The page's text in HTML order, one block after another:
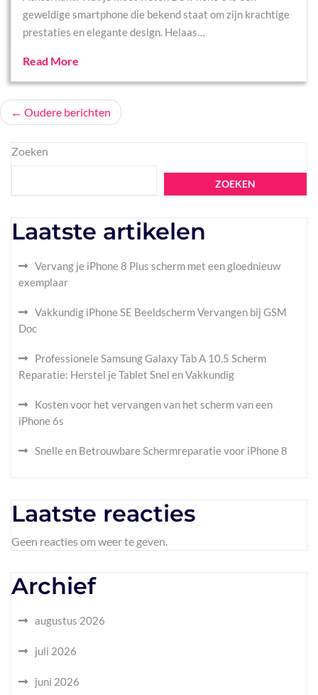
geweldige smartphone die bekend staat om zijn krachtige
prestaties en elegante design. Helaas…
Read More
Berichtennavigatie
Oudere berichten
Zoeken
ZOEKEN
Laatste artikelen
Vervang je iPhone 8 Plus scherm met een gloednieuw
exemplaar
Vakkundig iPhone SE Beeldscherm Vervangen bij GSM
Doc
Professionele Samsung Galaxy Tab A 10.5 Scherm
Reparatie: Herstel je Tablet Snel en Vakkundig
Kosten voor het vervangen van het scherm van een
iPhone 6s
Snelle en Betrouwbare Schermreparatie voor iPhone 8
Laatste reacties
Geen reacties om weer te geven.
Archief
augustus 2026
juli 2026
juni 2026